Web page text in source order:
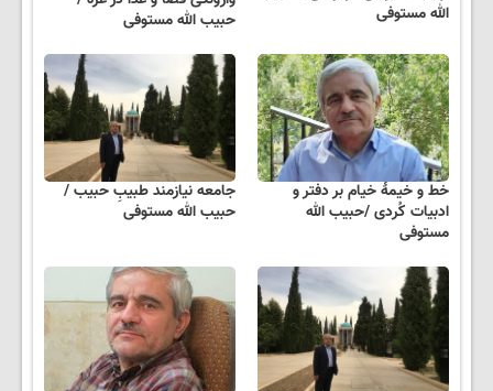
الله مستوفی
حبیب الله مستوفی
خط و خیمهٔ خیام بر دفتر و
ادبیات کُردی /حبیب الله
مستوفی
جامعه نیازمند طبیبِ حبیب /
حبیب الله مستوفی